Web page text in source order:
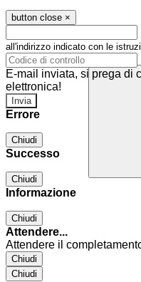
button close ×
all'indirizzo indicato con le
E-mail inviata, si prega di
elettronica!
Errore
Chiudi
Successo
Chiudi
Informazione
Chiudi
Attendere...
Attendere il
Chiudi
Chiudi